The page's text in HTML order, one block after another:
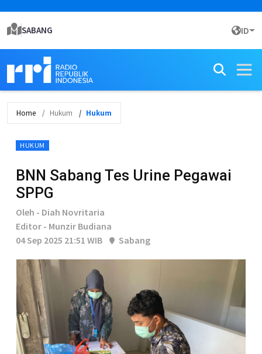
SABANG ID
Home Hukum Hukum
HUKUM
BNN Sabang Tes Urine Pegawai
SPPG
Oleh - Diah Novritaria
Editor - Munzir Budiana
04 Sep 2025 21:51 WIB
Sabang